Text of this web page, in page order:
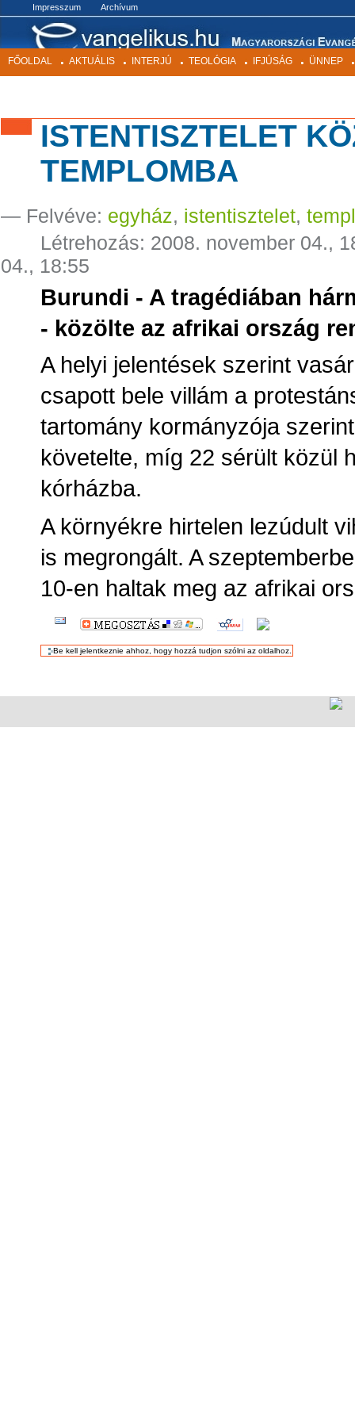
Impresszum Archívum
FŐOLDAL AKTUÁLIS INTERJÚ TEOLÓGIA IFJÚSÁG ÜNNEP
ISTENTISZTELET
TEMPLOMBA
— Felvéve: egyház, istentisztelet,
Létrehozás: 2008. november 04.,
04., 18:55
Burundi - A tragédiában
- közölte az afrikai ország
A helyi jelentések szerint
csapott bele villám a
tartomány kormányzója
követelte, míg 22 sérült közül
kórházba.
A környékre hirtelen lezúdult
is megrongált. A
10-en haltak meg az afrikai
DOKUMENTUMMAL